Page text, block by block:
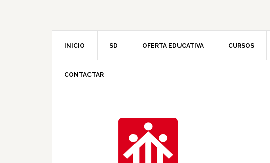
INICIO SD OFERTA EDUCATIVA CURSOS
CONTACTAR